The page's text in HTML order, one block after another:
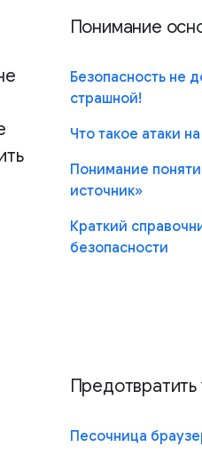
Понимание
Безопасность не
страшной!
Что такое атаки
Понимание
источник»
Краткий
безопасности
Песочница